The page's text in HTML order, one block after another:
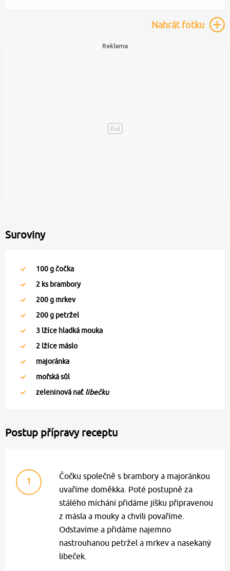
Nahrátfotku
Suroviny
100g čočka
2 ks brambory
200g mrkev
200g petržel
3 lžíce hladká mouka
2 lžíce máslo
majoránka
mořská sůl
zeleninová nať libečku
Postup přípravy receptu
1
Čočku společně s brambory a majoránkou
uvaříme doměkka. Poté postupně za
stálého míchání přidáme jíšku připravenou
z másla a mouky a chvíli povaříme.
Odstavíme a přidáme najemno
nastrouhanou petržel a mrkev a nasekaný
libeček.